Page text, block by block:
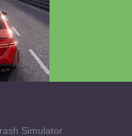
Simulator